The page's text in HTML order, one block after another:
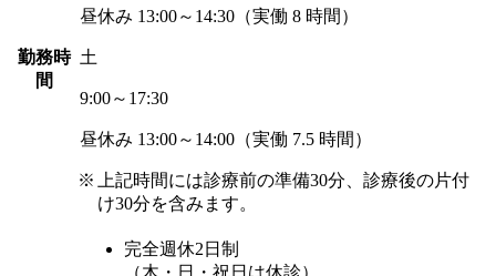
勤務時
間
昼休み 13:00～14:30（実働 8 時間）
土
9:00～17:30
昼休み 13:00～14:00（実働 7.5 時間）
上記時間には診療前の準備30分、診療後の片付
け30分を含みます。
完全週休2日制
（木・日・祝日は休診）